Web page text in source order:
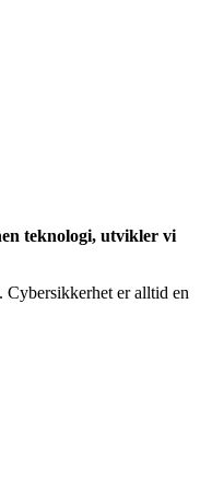
teknologi, utvikler vi
Cybersikkerhet er alltid en